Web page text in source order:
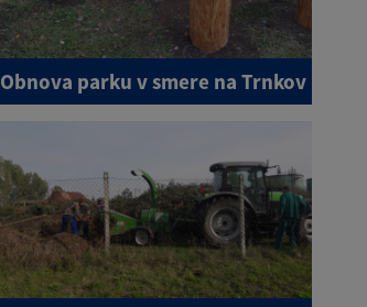
Obnova parku v smere na Trnkov